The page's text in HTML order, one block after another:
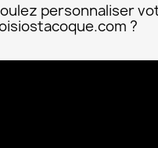
personnaliser
?